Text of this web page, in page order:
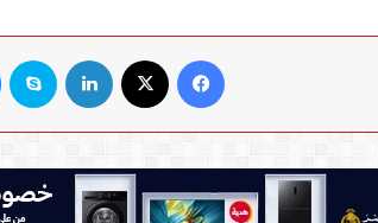
فيسبوك لينكدإن